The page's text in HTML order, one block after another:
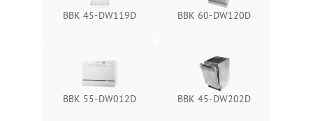
BBK 45-DW119D BBK 60-DW120D
BBK 55-DW012D BBK 45-DW202D